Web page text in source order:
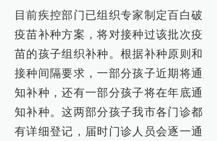
目前疾控部门已组织专家制定百白破
疫苗补种方案，将对接种过该批次疫
苗的孩子组织补种。根据补种原则和
接种间隔要求，一部分孩子近期将通
知补种，还有一部分孩子将在年底通
知补种。这两部分孩子我市各门诊都
有详细登记，届时门诊人员会逐一通